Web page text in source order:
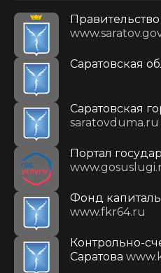
Саратовская
Саратовская
saratovduma.ru
Портал
Фонд
www.fkr64.ru
Контрольно-
Саратова